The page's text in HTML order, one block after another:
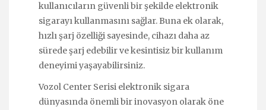
kullanıcıların güvenli bir şekilde elektronik
sigarayı kullanmasını sağlar. Buna ek olarak,
hızlı şarj özelliği sayesinde, cihazı daha az
sürede şarj edebilir ve kesintisiz bir kullanım
deneyimi yaşayabilirsiniz.
Vozol Center Serisi elektronik sigara
dünyasında önemli bir inovasyon olarak öne